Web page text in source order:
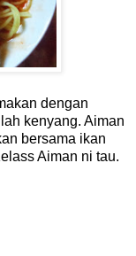
dengan
kenyang. Aiman
bersama ikan
Aiman ni tau.